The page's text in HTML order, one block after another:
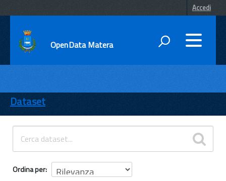
Accedi
OpenData Matera
ENTI
TEMI
INFORMAZIONI
Dataset
Ordina per